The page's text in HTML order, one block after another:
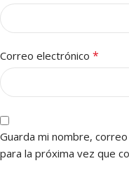
Correo electrónico *
Guarda mi nombre,
para la próxima vez que